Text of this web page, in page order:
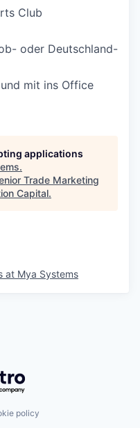
Club
oder Deutschland-
mit ins Office
applications
.
Trade Marketing
Capital.
at Mya Systems
Getro.com
policy